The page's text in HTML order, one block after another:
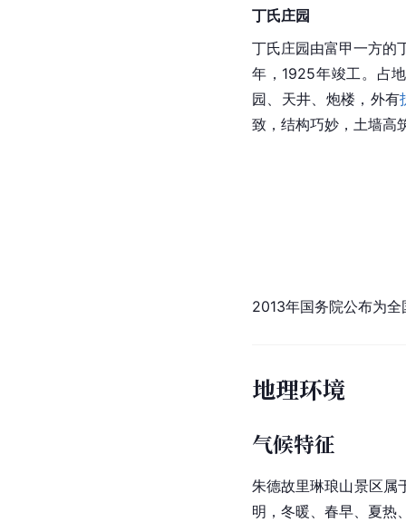
丁氏庄园
丁氏庄园由富甲一方的
年，1925年竣工。占
园、天井、炮楼，外有
致，结构巧妙，土墙高
2013年国务院公布为
地理环境
气候特征
朱德故里琳琅山景区属
明，冬暖、春早、夏